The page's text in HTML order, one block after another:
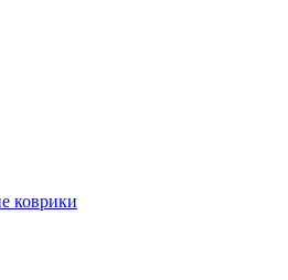
коврики